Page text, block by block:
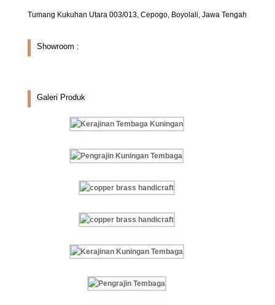
Tumang Kukuhan Utara 003/013, Cepogo, Boyolali, Jawa Tengah
Showroom :
Galeri Produk